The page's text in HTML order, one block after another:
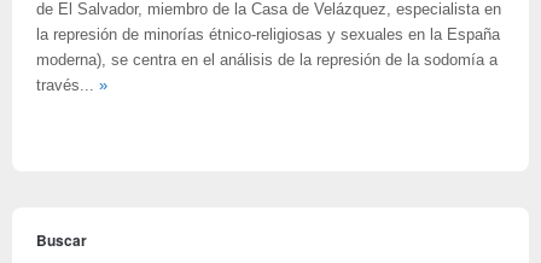
de El Salvador, miembro de la Casa de Velázquez, especialista en
la represión de minorías étnico-religiosas y sexuales en la España
moderna), se centra en el análisis de la represión de la sodomía a
través... »
Buscar